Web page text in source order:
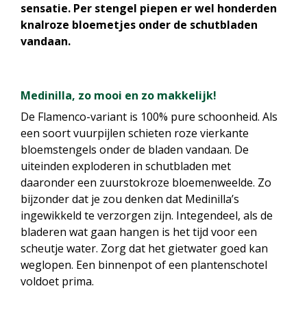
sensatie. Per stengel piepen er wel honderden
knalroze bloemetjes onder de schutbladen
vandaan.
Medinilla, zo mooi en zo makkelijk!
De Flamenco-variant is 100% pure schoonheid. Als
een soort vuurpijlen schieten roze vierkante
bloemstengels onder de bladen vandaan. De
uiteinden exploderen in schutbladen met
daaronder een zuurstokroze bloemenweelde. Zo
bijzonder dat je zou denken dat Medinilla’s
ingewikkeld te verzorgen zijn. Integendeel, als de
bladeren wat gaan hangen is het tijd voor een
scheutje water. Zorg dat het gietwater goed kan
weglopen. Een binnenpot of een plantenschotel
voldoet prima.